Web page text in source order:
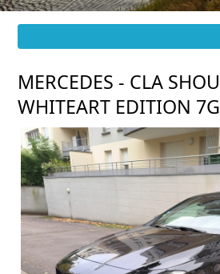
MERCEDES - CLA
WHITEART EDITION